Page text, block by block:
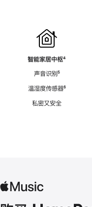
智能家居中枢脚
⁴
声音识别脚
⁵
温湿度传感器脚
⁶
私密又安全